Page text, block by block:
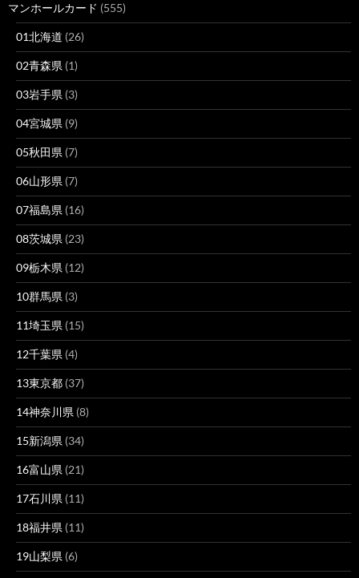
マンホールカード (555)
01北海道 (26)
02青森県 (1)
03岩手県 (3)
04宮城県 (9)
05秋田県 (7)
06山形県 (7)
07福島県 (16)
08茨城県 (23)
09栃木県 (12)
10群馬県 (3)
11埼玉県 (15)
12千葉県 (4)
13東京都 (37)
14神奈川県 (8)
15新潟県 (34)
16富山県 (21)
17石川県 (11)
18福井県 (11)
19山梨県 (6)